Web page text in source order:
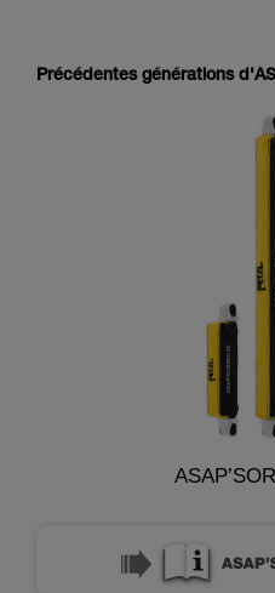
Précédentes générations